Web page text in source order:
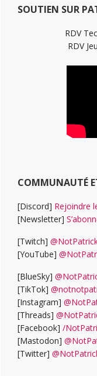
SOUTIEN SUR
RDV
RDV
COMMUNAUTÉ
[Discord] Rejoindre
[Newsletter]
[Twitch]
[YouTube]
[BlueSky]
[TikTok]
[Instagram]
[Threads]
[Facebook] /
[Mastodon]
[Twitter]